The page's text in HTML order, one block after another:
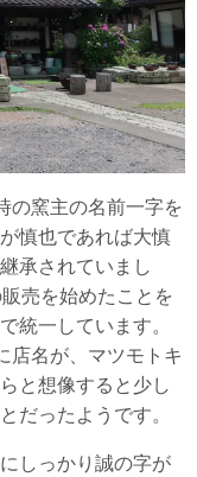
の窯主の名前一字を
慎也であれば大慎
承されていまし
売を始めたことを
統一しています。
店名が、マツモトキ
と想像すると少し
だったようです。
しっかり誠の字が